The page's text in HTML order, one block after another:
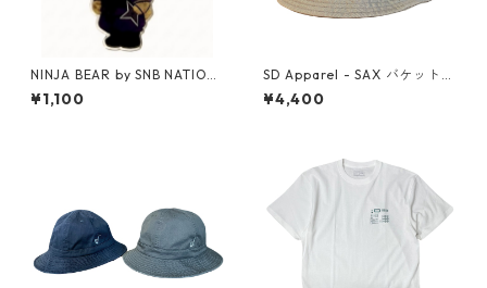
NINJA BEAR by SNB NATION
/ Acrylic Keychain
¥1,100
SD Apparel - SAX バケットハ
ット（Khaki）
¥4,400